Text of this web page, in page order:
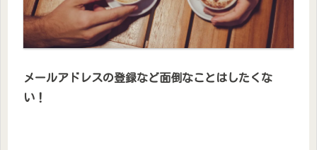
メールアドレスの登録など面倒なことはしたくな
い！